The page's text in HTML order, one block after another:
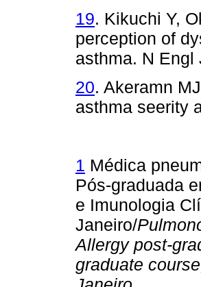
19. Kikuchi Y,
perception of
asthma. N Engl
20. Akeramn
asthma seerity
1 Médica
Pós-graduada
e Imunologia
Janeiro/
Allergy post-
graduate